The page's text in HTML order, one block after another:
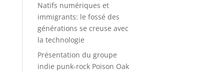
Natifs numériques et
immigrants: le fossé des
générations se creuse avec
la technologie
Présentation du groupe
indie punk-rock Poison Oak